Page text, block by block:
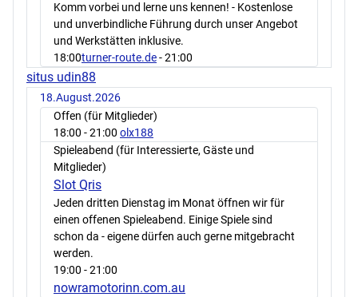
Komm vorbei und lerne uns kennen! - Kostenlose
und unverbindliche Führung durch unser Angebot
und Werkstätten inklusive.
18:00turner-route.de- 21:00
situs udin88
18.August.2026
Offen (für Mitglieder)
18:00 - 21:00 olx188
Spieleabend (für Interessierte, Gäste und
Mitglieder)
Slot Qris
Jeden dritten Dienstag im Monat öffnen wir für
einen offenen Spieleabend. Einige Spiele sind
schon da - eigene dürfen auch gerne mitgebracht
werden.
19:00 - 21:00
nowramotorinn.com.au